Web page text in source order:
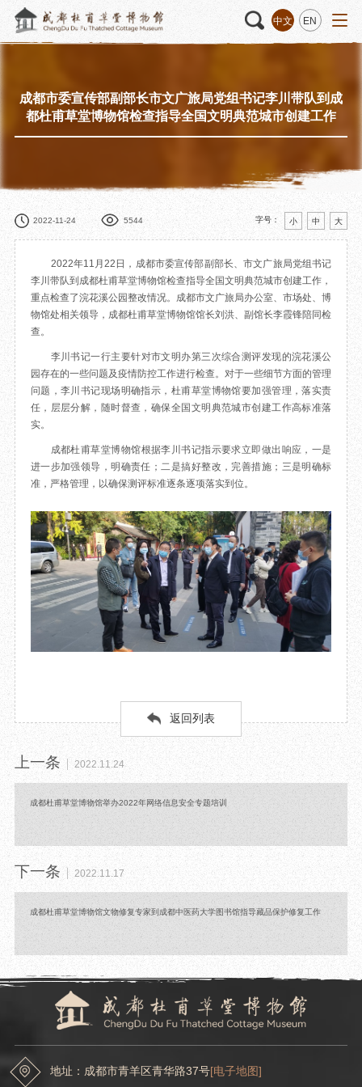
中文 EN
请
活动 “人日游草堂”系列文化活动 藏品 藏品概述
数字资源
捐赠名录
文创精品
数字文创
IP授权
大廨
诗史堂
柴门
少陵草堂碑亭
茅屋景区
草堂影壁
大雅堂
万佛楼
草堂书院
千诗碑
成都市委宣传部副部长市文广旅局党组书记李川带队到成
都杜甫草堂博物馆检查指导全国文明典范城市创建工作
2022-11-24 5544 字号： 小 中 大
2022年11月22日，成都市委宣传部副部长、市文广旅局党组书记
李川带队到成都杜甫草堂博物馆检查指导全国文明典范城市创建工作，
重点检查了浣花溪公园整改情况。成都市文广旅局办公室、市场处、博
物馆处相关领导，成都杜甫草堂博物馆馆长刘洪、副馆长李霞锋陪同检
查。
李川书记一行主要针对市文明办第三次综合测评发现的浣花溪公
园存在的一些问题及疫情防控工作进行检查。对于一些细节方面的管理
问题，李川书记现场明确指示，杜甫草堂博物馆要加强管理，落实责
任，层层分解，随时督查，确保全国文明典范城市创建工作高标准落
实。
成都杜甫草堂博物馆根据李川书记指示要求立即做出响应，一是
进一步加强领导，明确责任；二是搞好整改，完善措施；三是明确标
准，严格管理，以确保测评标准逐条逐项落实到位。
返回列表
上一条 2022.11.24
成都杜甫草堂博物馆举办2022年网络信息安全专题培训
下一条 2022.11.17
成都杜甫草堂博物馆文物修复专家到成都中医药大学图书馆指导藏品保护修复工作
地址：成都市青羊区青华路37号[电子地图]